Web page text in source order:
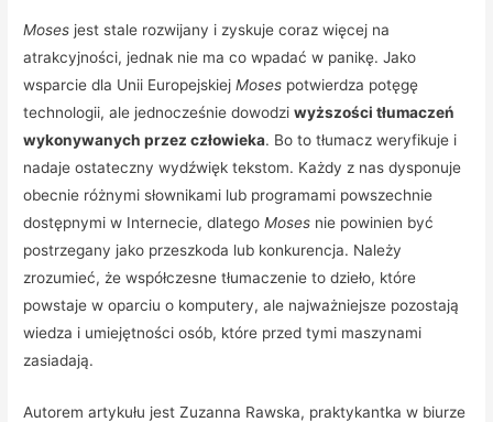
Moses jest stale rozwijany i zyskuje coraz więcej na
atrakcyjności, jednak nie ma co wpadać w panikę. Jako
wsparcie dla Unii EuropejskiejMoses potwierdza potęgę
technologii, ale jednocześnie dowodziwyższości tłumaczeń
wykonywanych przez człowieka. Bo to tłumacz weryfikuje i
nadaje ostateczny wydźwięk tekstom. Każdy z nas dysponuje
obecnie różnymi słownikami lub programami powszechnie
dostępnymi w Internecie, dlategoMoses nie powinien być
postrzegany jako przeszkoda lub konkurencja. Należy
zrozumieć, że współczesne tłumaczenie to dzieło, które
powstaje w oparciu o komputery, ale najważniejsze pozostają
wiedza i umiejętności osób, które przed tymi maszynami
zasiadają.
Autorem artykułu jest Zuzanna Rawska, praktykantka w biurze